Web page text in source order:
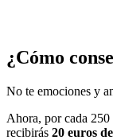
¿Cómo
No te emociones y
Ahora, por cada 250
recibirás 20 euros